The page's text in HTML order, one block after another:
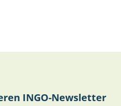
INGO-Newsletter